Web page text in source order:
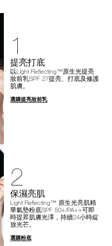
1
提亮打底
以Light Reflecting™原生光提亮
妝前乳SPF 27提亮、打底及修護
肌膚。
選購提亮妝前乳
2
保濕亮肌
Light Reflecting™ 原生光亮肌精
華氣墊粉底SPF 50+/PA++可即
時提昇肌膚光澤，持續24小時綻
放光芒。
選購粉底